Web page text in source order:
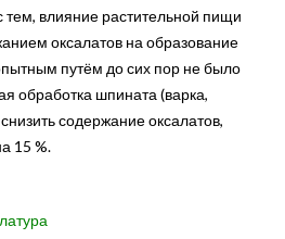
тем, влияние растительной пищи
оксалатов на образование
путём до сих пор не было
обработка шпината (варка,
содержание оксалатов,
15 %.